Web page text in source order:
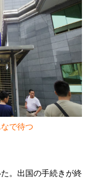
で待つ
。出国の手続きが終